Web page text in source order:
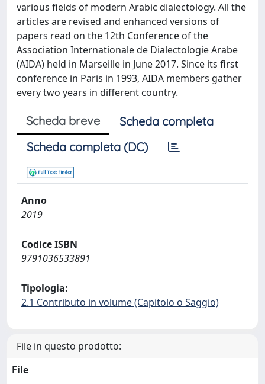
various fields of modern Arabic dialectology. All the
articles are revised and enhanced versions of
papers read on the 12th Conference of the
Association Internationale de Dialectologie Arabe
(AIDA) held in Marseille in June 2017. Since its first
conference in Paris in 1993, AIDA members gather
every two years in different country.
Scheda breve
Scheda completa
Scheda completa (DC)
Anno
2019
Codice ISBN
9791036533891
Tipologia:
2.1 Contributo in volume (Capitolo o Saggio)
File in questo prodotto:
File